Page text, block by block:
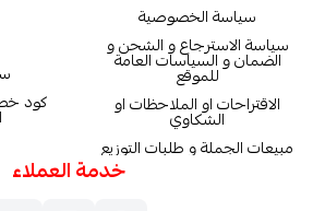
سياسة الخصوصية
سياسة الاسترجاع و الشحن و
الضمان و السياسات العامة
للموقع
الاقتراحات او الملاحظات او
الشكاوي
مبيعات الجملة و طلبات التوزيع
كود
خدمة العملاء